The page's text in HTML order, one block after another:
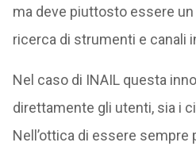
ma deve piuttosto essere
ricerca di strumenti e canali
Nel caso di INAIL questa
direttamente gli utenti, sia i
Nell’ottica di essere sempre